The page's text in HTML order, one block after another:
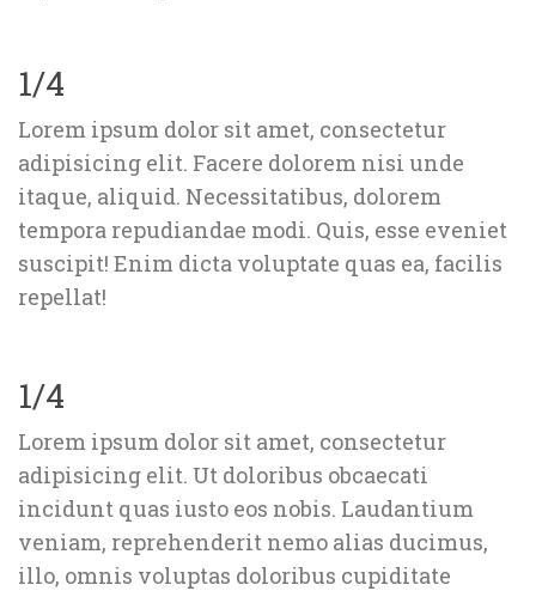
1/4
Lorem ipsum dolor sit amet, consectetur
adipisicing elit. Facere dolorem nisi unde
itaque, aliquid. Necessitatibus, dolorem
tempora repudiandae modi. Quis, esse eveniet
uscipit! Enim dicta voluptate quas ea, facilis
repellat!
1/4
Lorem ipsum dolor sit amet, consectetur
adipisicing elit. Ut doloribus obcaecati
incidunt quas iusto eos nobis. Laudantium
veniam, reprehenderit nemo alias ducimus,
illo, omnis voluptas doloribus cupiditate